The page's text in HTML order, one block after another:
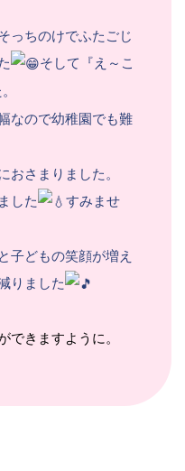
っちのけでふたごじ
そして『え～こ
なので幼稚園でも難
おさまりました。
した
すみませ
子どもの笑顔が増え
りました
できますように。